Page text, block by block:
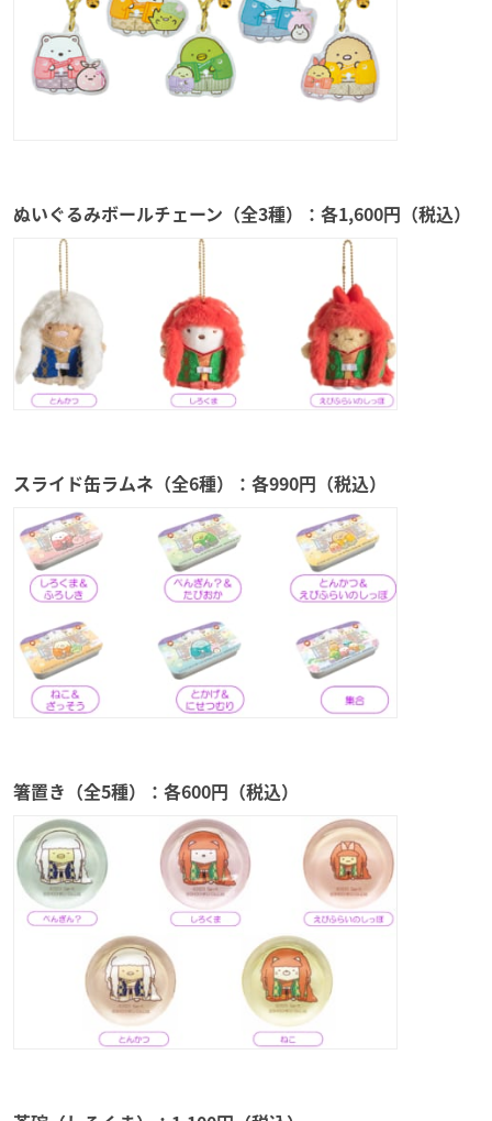
ぬいぐるみボールチェーン（全3種）：各1,600円（税込）
スライド缶ラムネ（全6種）：各990円（税込）
箸置き（全5種）：各600円（税込）